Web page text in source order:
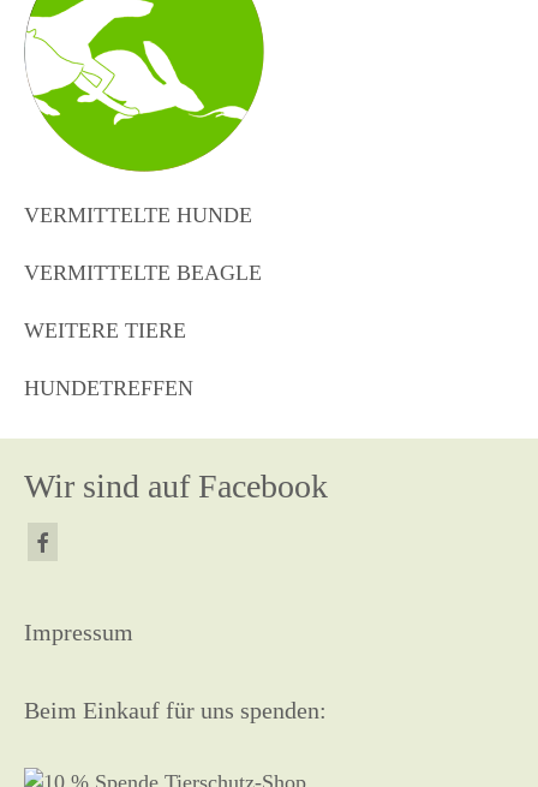
VERMITTELTE HUNDE
VERMITTELTE BEAGLE
WEITERE TIERE
HUNDETREFFEN
Wir sind auf Facebook
Impressum
Beim Einkauf für uns spenden: